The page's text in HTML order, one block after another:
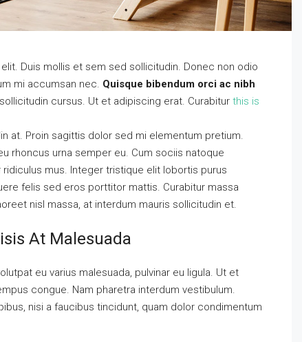
Duis mollis et sem sed sollicitudin. Donec non odio
mi accumsan nec. Quisque bibendum orci ac nibh
cursus. Ut et adipiscing erat. Curabitur this is
at. Proin sagittis dolor sed mi elementum pretium.
rhoncus urna semper eu. Cum sociis natoque
mus. Integer tristique elit lobortis purus
felis sed eros porttitor mattis. Curabitur massa
nisl massa, at interdum mauris sollicitudin et.
At Malesuada
eu varius malesuada, pulvinar eu ligula. Ut et
congue. Nam pharetra interdum vestibulum.
nisi a faucibus tincidunt, quam dolor condimentum